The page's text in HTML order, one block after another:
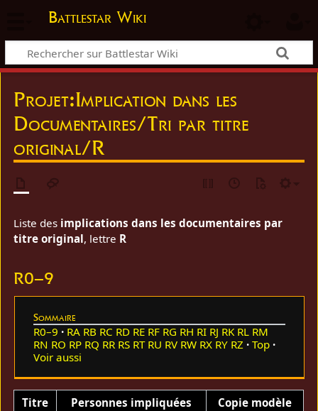
Battlestar Wiki
Projet:Implication dans les
Documentaires/Tri par titre
original/R
Liste des implications dans les documentaires par
titre original, lettre R
R0–9
Sommaire
R0–9 RA RB RC RD RE RF RG RH RI RJ RK RL RM
RN RO RP RQ RR RS RT RU RV RW RX RY RZ
Top
Voir aussi
Titre Personnes impliquées Copie modèle